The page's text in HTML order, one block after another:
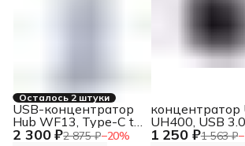
Осталось 2 штуки
2 300 ₽2 875 ₽−20%
USB-концентратор
Hub WF13, Type-C to
USB3.0+USB2.0*2+100W1 250 ₽1 563 ₽−
концентратор
UH400, USB
Port Hub